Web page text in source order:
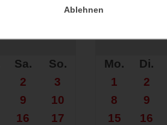
Sa.
So.
2
3
9
10
16
17
Mo.
Di.
1
2
8
9
15
16
Ablehnen